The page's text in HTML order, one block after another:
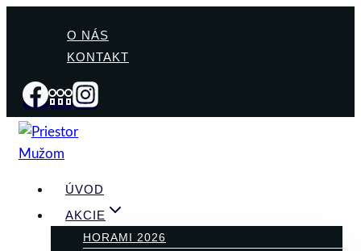
O NÁS
KONTAKT
ÚVOD
AKCIE
HORAMI 2026